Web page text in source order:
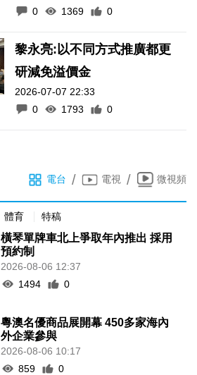
0
1369 0
黎永亮:以不同方式推廣都更
研減免溢價金
2026-07-07 22:33
0
1793 0
電台 / 電視 / 微視頻
體育 特稿
橫琴單牌車北上爭取年內推出 採用
預約制
2026-08-06 12:37
1494
0
粵澳名優商品展開幕 450多家海內
外企業參與
2026-08-06 10:17
859
0